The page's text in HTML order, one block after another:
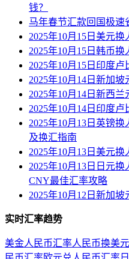
钱？
马年春节汇款回国极速
2025年10月15日美元换
2025年10月15日韩币换
2025年10月15日印度
2025年10月14日新加
2025年10月14日新西
2025年10月14日印度
2025年10月13日英镑
及换汇指南
2025年10月13日美元换
2025年10月13日日元
CNY最佳汇率攻略
2025年10月12日新加
实时汇率趋势
美金人民币汇率人民币换美